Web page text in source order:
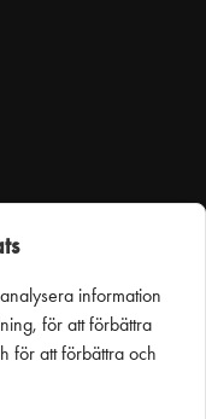
information
för att förbättra
för att förbättra och